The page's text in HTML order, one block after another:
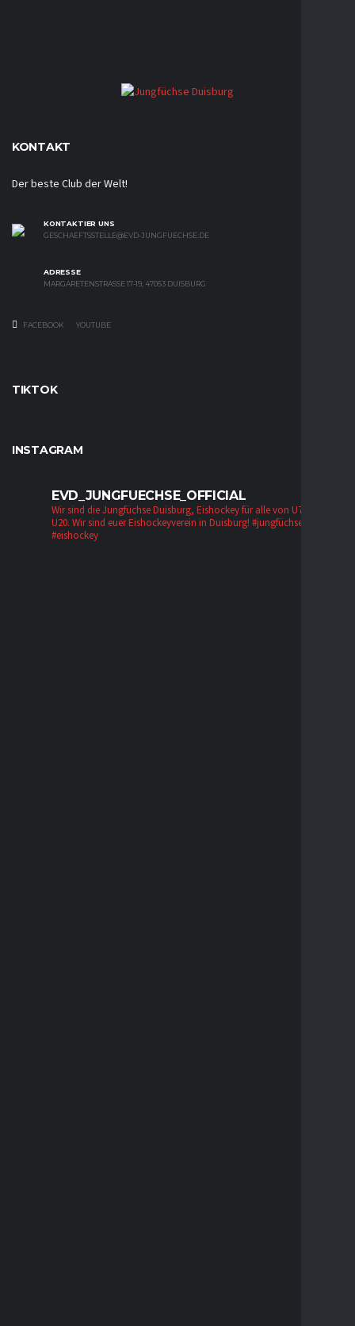
KONTAKT
Der beste Club der Welt!
KONTAKTIER UNS
GESCHAEFTSSTELLE@EVD-JUNGFUECHSE.DE
ADRESSE
MARGARETENSTRASSE 17-19, 47053 DUISBURG
FACEBOOK YOUTUBE
TIKTOK
INSTAGRAM
EVD_JUNGFUECHSE_OFFICIAL
Wir sind die Jungfüchse Duisburg, Eishockey für alle von U7 bis zur
U20. Wir sind euer Eishockeyverein in Duisburg! #jungfüchse #evd
#eishockey